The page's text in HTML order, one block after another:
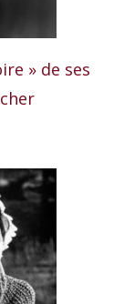
» de ses